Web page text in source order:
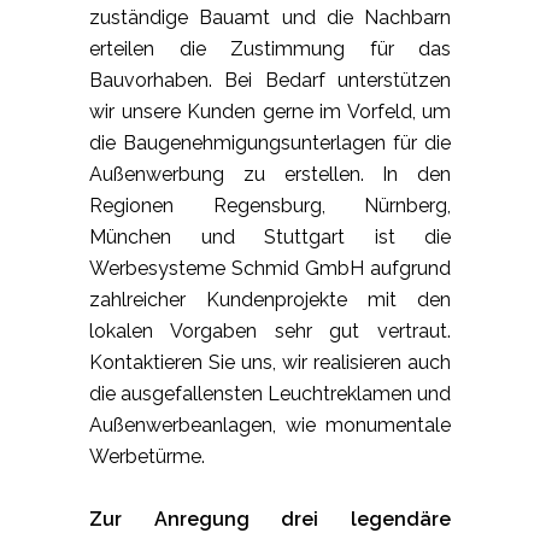
zuständige Bauamt und die Nachbarn
erteilen die Zustimmung für das
Bauvorhaben. Bei Bedarf unterstützen
wir unsere Kunden gerne im Vorfeld, um
die Baugenehmigungsunterlagen für die
Außenwerbung zu erstellen. In den
Regionen Regensburg, Nürnberg,
München und Stuttgart ist die
Werbesysteme Schmid GmbH aufgrund
zahlreicher Kundenprojekte mit den
lokalen Vorgaben sehr gut vertraut.
Kontaktieren Sie uns, wir realisieren auch
die ausgefallensten Leuchtreklamen und
Außenwerbeanlagen, wie monumentale
Werbetürme.
Zur Anregung drei legendäre